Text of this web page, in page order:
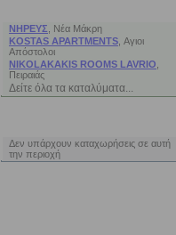
ΝΗΡΕΥΣ
Νέα Μάκρη
KOSTAS APARTMENTS Αγιοι
Απόστολοι
NIKOLAKAKIS ROOMS LAVRIO
Πειραιάς
Δείτε όλα τα καταλύματα...
Δεν υπάρχουν καταχωρήσεις σε αυτή
την περιοχή